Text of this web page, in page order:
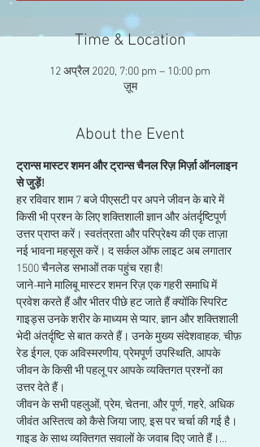
Time & Location
12 अप्रैल 2020, 7:00 pm – 10:00 pm
ज़ूम
About the Event
ट्रान्स मास्टर शमन और ट्रान्स चैनल रिज़ मिर्ज़ा ऑनलाइन
से जुड़ें!
हर रविवार शाम 7 बजे पीएसटी पर अपने जीवन के बारे में
किसी भी प्रश्न के लिए शक्तिशाली ज्ञान और अंतर्दृष्टिपूर्ण
उत्तर प्राप्त करें। स्वतंत्रता और परिप्रेक्ष्य की एक ताज़ा
नई भावना महसूस करें। द सर्कल ऑफ लाइट अब लगातार
1500 चैनलेड सभाओं तक पहुंच रहा है!
जाने-माने मालिबू मास्टर शमन रिज़ एक गहरी समाधि में
प्रवेश करते हैं और भीतर पीछे हट जाते हैं क्योंकि स्पिरिट
गाइड्स उनके शरीर के माध्यम से प्यार, ज्ञान और शक्तिशाली
भेदी अंतर्दृष्टि से बात करते हैं। उनके मुख्य संदेशवाहक, चीफ़
रेड ईगल, एक अविस्मरणीय, प्रेमपूर्ण उपस्थिति, आपके
जीवन के किसी भी पहलू पर आपके व्यक्तिगत प्रश्नों का
उत्तर देते हैं।
जीवन के सभी पहलुओं, प्रेम, चेतना, और पूर्ण, गहरे, अधिक
जीवंत अस्तित्व को कैसे जिया जाए, इस पर चर्चा की गई है।
गाइड के साथ व्यक्तिगत सवालों के जवाब दिए जाते हैं।…